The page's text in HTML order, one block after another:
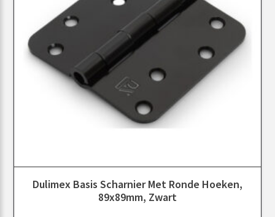
Dulimex Basis Scharnier Met Ronde Hoeken,
89x89mm, Zwart